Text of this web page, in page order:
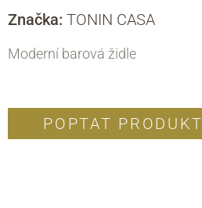
Značka: TONIN CASA
Moderní barová židle
POPTAT PRODUKT